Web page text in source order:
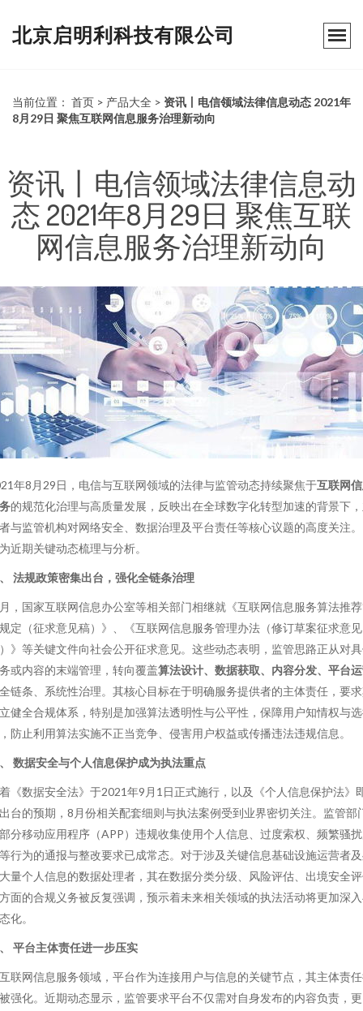
北京启明利科技有限公司
当前位置： 首页 > 产品大全 > 资讯丨电信领域法律信息动态 2021年
8月29日 聚焦互联网信息服务治理新动向
资讯丨电信领域法律信息动
态 2021年8月29日 聚焦互联
网信息服务治理新动向
年8月29日，电信与互联网领域的法律与监管动态持续聚焦于互联网
的规范化治理与高质量发展，反映出在全球数字化转型加速的背景下
与监管机构对网络安全、数据治理及平台责任等核心议题的高度关注
近期关键动态梳理与分析。
法规政策密集出台，强化全链条治理
，国家互联网信息办公室等相关部门相继就《互联网信息服务算法推
定（征求意见稿）》、《互联网信息服务管理办法（修订草案征求意见
》等关键文件向社会公开征求意见。这些动态表明，监管思路正从对
或内容的末端管理，转向覆盖算法设计、数据获取、内容分发、平台
链条、系统性治理。其核心目标在于明确服务提供者的主体责任，要
健全合规体系，特别是加强算法透明性与公平性，保障用户知情权与
防止利用算法实施不正当竞争、侵害用户权益或传播违法违规信息。
数据安全与个人信息保护成为执法重点
《数据安全法》于2021年9月1日正式施行，以及《个人信息保护法》
台的预期，8月份相关配套细则与执法案例受到业界密切关注。监管部
分移动应用程序（APP）违规收集使用个人信息、过度索权、频繁骚
行为的通报与整改要求已成常态。对于涉及关键信息基础设施运营者
量个人信息的数据处理者，其在数据分类分级、风险评估、出境安全
面的合规义务被反复强调，预示着未来相关领域的执法活动将更加深
化。
平台主体责任进一步压实
联网信息服务领域，平台作为连接用户与信息的关键节点，其主体责
强化。近期动态显示，监管要求平台不仅需对自身发布的内容负责，